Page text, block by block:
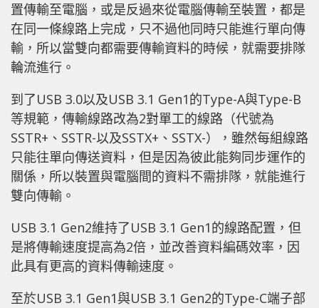
置傳輸至電腦，或是反過來從電腦傳輸至裝置，都是
在同一條線路上完成，只不過他同時只能進行單向傳
輸，所以當雙向都需要傳輸資料的時候，就需要排隊
輪流進行。
到了USB 3.0以及USB 3.1 Gen1的Type-A與Type-B
等規範，傳輸線路改為2對單工的線路（代號為
SSTR+、SSTR-以及SSTX+、SSTX-），雖然每組線路
只能往單向傳送資料，但是因為彼此能夠同步運作的
關係，所以裝置與電腦間的資料不需排隊，就能進行
雙向傳輸。
USB 3.1 Gen2維持了USB 3.1 Gen1的線路配置，但
是將傳輸速度提高為2倍，並改善資料編碼效率，因
此具有更高的資料傳輸速度。
至於USB 3.1 Gen1與USB 3.1 Gen2的Type-C端子部